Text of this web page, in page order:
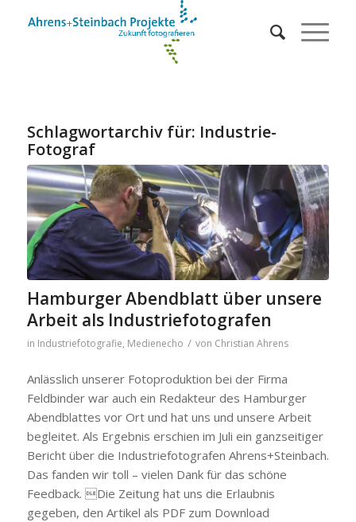
Schlagwortarchiv für: Industrie-
Fotograf
Hamburger Abendblatt über unsere
Arbeit als Industriefotografen
in Industriefotografie, Medienecho / von Christian Ahrens
Anlässlich unserer Fotoproduktion bei der Firma
Feldbinder war auch ein Redakteur des Hamburger
Abendblattes vor Ort und hat uns und unsere Arbeit
begleitet. Als Ergebnis erschien im Juli ein ganzseitiger
Bericht über die Industriefotografen Ahrens+Steinbach.
Das fanden wir toll – vielen Dank für das schöne
Feedback. Die Zeitung hat uns die Erlaubnis
gegeben, den Artikel als PDF zum Download